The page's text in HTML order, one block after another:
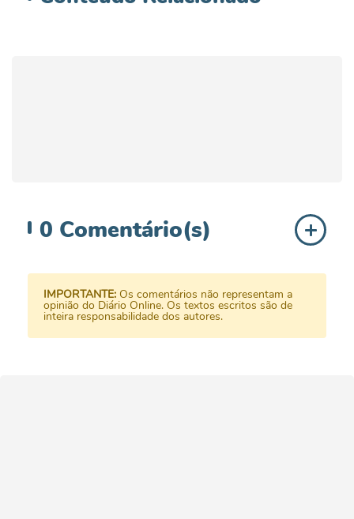
0 Comentário(s)
IMPORTANTE: Os comentários não representam a
opinião do Diário Online. Os textos escritos são de
inteira responsabilidade dos autores.